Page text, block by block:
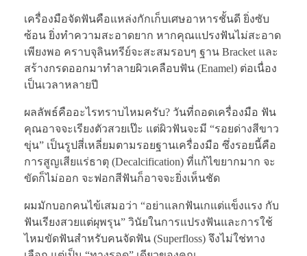
เครื่องมือจัดฟันคือแหล่งกักเก็บเศษอาหารชั้นดี ยิ่งซับ
ซ้อน ยิ่งทำความสะอาดยาก หากคุณแปรงฟันไม่สะอาด
เพียงพอ คราบจุลินทรีย์จะสะสมรอบๆ ฐาน Bracket และ
สร้างกรดออกมาทำลายผิวเคลือบฟัน (Enamel) ต่อเนื่อง
เป็นเวลาหลายปี
ผลลัพธ์คืออะไรทราบไหมครับ? วันที่ถอดเครื่องมือ ฟัน
คุณอาจจะเรียงตัวสวยเป๊ะ แต่ผิวฟันจะมี “รอยด่างสีขาว
ขุ่น” เป็นรูปสี่เหลี่ยมตามรอยฐานเครื่องมือ ซึ่งรอยนี้คือ
การสูญเสียแร่ธาตุ (Decalcification) ที่แก้ไขยากมาก จะ
ขัดก็ไม่ออก จะฟอกสีฟันก็อาจจะยิ่งเห็นชัด
ผมมักบอกคนไข้เสมอว่า “อย่าแลกฟันเกแต่แข็งแรง กับ
ฟันเรียงสวยแต่ผุพรุน” วินัยในการแปรงฟันและการใช้
ไหมขัดฟันสำหรับคนจัดฟัน (Superfloss) จึงไม่ใช่ทาง